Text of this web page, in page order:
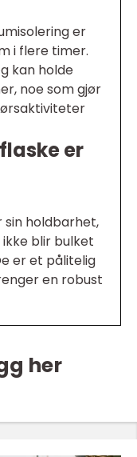
er
i flere timer.
kan holde
noe som gjør
er
sin holdbarhet,
blir bulket
er et pålitelig
en robust
her